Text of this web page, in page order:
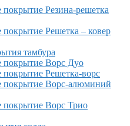
покрытие Резина-решетка
покрытие Решетка – ковер
тамбура
покрытие Ворс Дуо
покрытие Решетка-ворс
покрытие Ворс-алюминий
покрытие Ворс Трио